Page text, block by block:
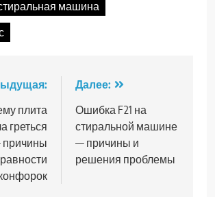
машина
плита
греться
Далее:
Ошибка F21 на
стиральной машине
— причины и
решения проблемы